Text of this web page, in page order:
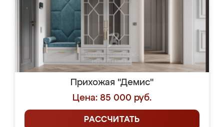
Прихожая "Демис"
Цена: 85 000 руб.
РАССЧИТАТЬ